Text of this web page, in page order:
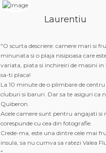
Laurentiu
"O scurta descriere: camere mari si
minunata si o plaja nisipoasa care
variata, piata si inchireiri de masini
sa-ti placa!
La 10 minute de o plimbare de
cluburi si baruri. Dar sa te asiguri ca
Quiberon.
Acele camere sunt pentru angajati
corespunde cu cea din fotografie.
Crede-ma, este una dintre cele mai
insula, sa nu cumva sa ratezi Valea